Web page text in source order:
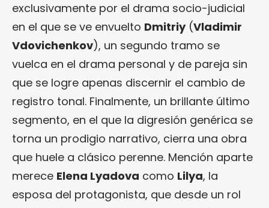
exclusivamente por el drama socio-judicial
en el que se ve envuelto Dmitriy(Vladimir
Vdovichenkov), un segundo tramo se
vuelca en el drama personal y de pareja sin
que se logre apenas discernir el cambio de
registro tonal. Finalmente, un brillante último
segmento, en el que la digresión genérica se
torna un prodigio narrativo, cierra una obra
que huele a clásico perenne. Mención aparte
merece Elena Lyadova como Lilya, la
esposa del protagonista, que desde un rol